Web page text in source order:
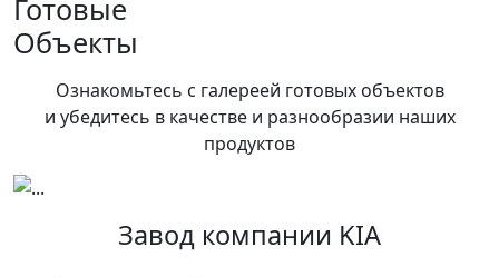
Готовые
Объекты
Ознакомьтесь с галереей готовых объектов
и убедитесь в качестве и разнообразии наших
продуктов
Завод компании KIA